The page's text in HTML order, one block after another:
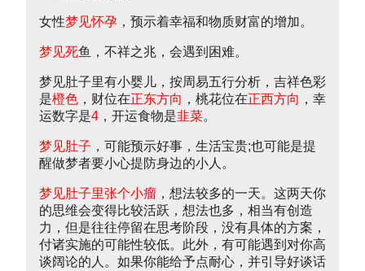
女性梦见怀孕 ，预示着幸福和物质财富的增加。
梦见死鱼，不祥之兆，会遇到困难。
梦见肚子里有小婴儿，按周易五行分析，吉祥色彩
是橙色 ，财位在正东方向 ，桃花位在正西方向 ，幸
运数字是4 ，开运食物是韭菜。
梦见肚子 ，可能预示好事，生活宝贵;也可能是提
醒做梦者要小心提防身边的小人。
梦见肚子里张个小瘤 ，想法较多的一天。这两天你
的思维会变得比较活跃，想法也多，相当有创造
力，但是往往停留在思考阶段，没有具体的方案，
付诸实施的可能性较低。此外，有可能遇到对你高
谈阔论的人。如果你能给予点耐心，并引导好谈话